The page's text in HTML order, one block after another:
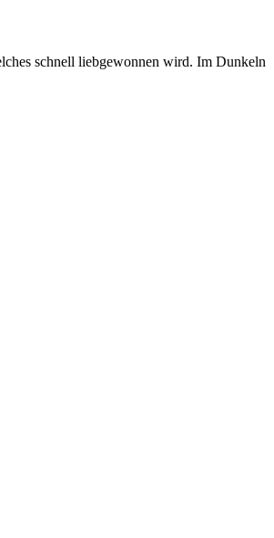
schnell liebgewonnen wird. Im Dunkeln